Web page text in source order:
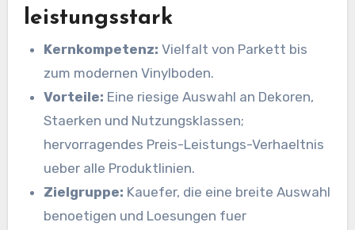
leistungsstark
Kernkompetenz: Vielfalt von Parkett bis
zum modernen Vinylboden.
Vorteile: Eine riesige Auswahl an Dekoren,
Staerken und Nutzungsklassen;
hervorragendes Preis-Leistungs-Verhaeltnis
ueber alle Produktlinien.
Zielgruppe: Kauefer, die eine breite Auswahl
benoetigen und Loesungen fuer